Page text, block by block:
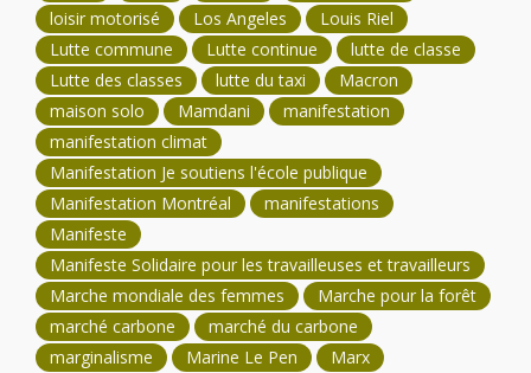
loisir motorisé
Los Angeles
Louis Riel
Lutte commune
Lutte continue
lutte de classe
Lutte des classes
lutte du taxi
Macron
maison solo
Mamdani
manifestation
manifestation climat
Manifestation Je soutiens l'école publique
Manifestation Montréal
manifestations
Manifeste
Manifeste Solidaire pour les travailleuses et travailleurs
Marche mondiale des femmes
Marche pour la forêt
marché carbone
marché du carbone
marginalisme
Marine Le Pen
Marx